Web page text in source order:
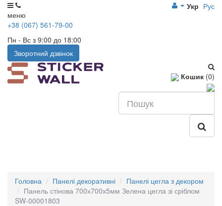
меню
Укр Рус
+38 (067) 561-79-00
Пн - Вс з 9:00 до 18:00
Зворотний дзвінок
Кошик (0)
Головна Панелі декоративні
Панелі цегла з декором
Панель стінова 700х700х5мм Зелена цегла зі сріблом
SW-00001803